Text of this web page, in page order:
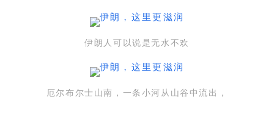
伊朗人可以说是无水不欢
厄尔布尔士山南，一条小河从山谷中流出，